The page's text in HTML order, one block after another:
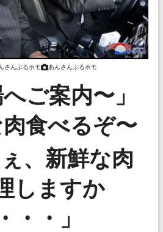
さんぶるホモ あんさんぶるホモ
へご案内〜」
肉食べるぞ〜
、新鮮な肉
しますか
・・」